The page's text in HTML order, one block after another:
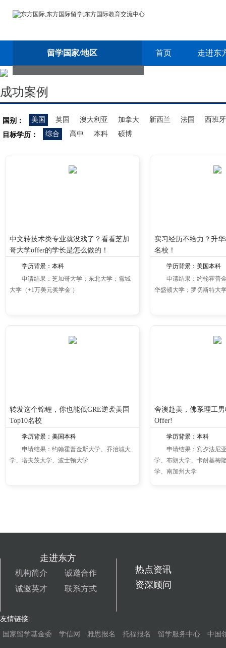
留学国家/地区 首页 走进东
成功案例
国别： 美国 英国 澳大利亚 加拿大 新西兰 法国
西班牙
目标学历：
综合 高中 本科 硕博
​中文转技术类专业就没戏了？看看芝加
哥大学offer的学长是怎么做的！
学历背景：本科
申请结果：芝加哥大学；东北大学；雪城
大学（+1万美元奖学金 ）
实习经历不给力？升
名校！
学历背景：美国本科
申请结果：约翰霍普
华盛顿大学；罗切斯特大
转发这个锦鲤，你也能低GRE逆袭美国
Top10名校
学历背景：美国本科
申请结果：约翰霍普金斯大学、乔治城大
学、塔夫茨大学、波士顿大学
舍澳赴美，佛系理工
Offer!
学历背景：本科
申请结果：宾夕法尼
学、布朗大学、卡耐基梅
学、南加州大学
走进东方
机构简介
诚邀合作
诚邀英才
联系方式
热点资讯
资深顾问
友情链接:
国家留学基金委
学信网 雅思报名 托福报名 留学服务中心 中国